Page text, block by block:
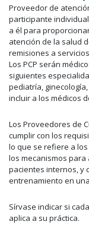
Proveedor de
participante
a él para
atención de la salud
remisiones a
Los PCP serán
siguientes
pediatría,
incluir a los médicos
Los Proveedores de
cumplir con los
lo que se refiere a los
los mecanismos
pacientes internos, y
entrenamiento en
Sírvase indicar si
aplica a su práctica.